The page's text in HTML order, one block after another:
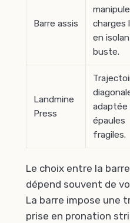
Barre assis
charges
en
buste.
Landmine
Press
adaptée
épaules
fragiles.
Le choix entre la
dépend souvent de
La barre impose une
prise en pronation